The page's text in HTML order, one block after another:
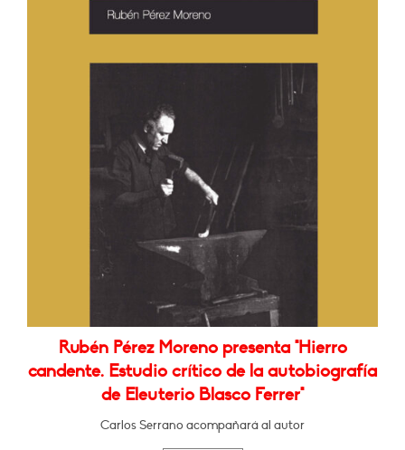
Rubén Pérez Moreno presenta "Hierro
candente. Estudio crítico de la autobiografía
de Eleuterio Blasco Ferrer"
Carlos Serrano acompañará al autor